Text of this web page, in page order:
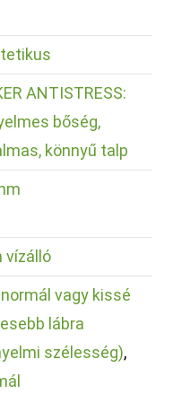
ANTISTRESS:
bőség,
könnyű talp
vízálló
normál vagy kissé
lábra
szélesség),